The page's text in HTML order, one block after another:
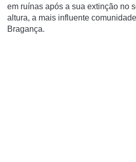
em ruí­nas após a sua extinção no
altura, a mais influente
Bragança.